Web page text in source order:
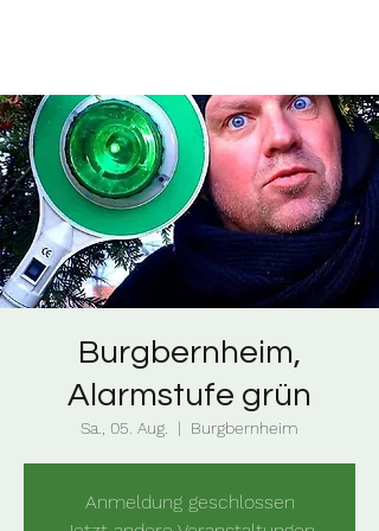
Burgbernheim,
Alarmstufe grün
Sa., 05. Aug.
  |
Burgbernheim
Anmeldung geschlossen